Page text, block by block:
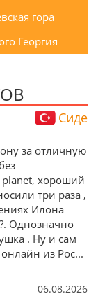
гора
Георгия
Сиде
за отличную
planet, хороший
три раза ,
Илона
Однозначно
. Ну и сам
из Рос...
06.08.2026